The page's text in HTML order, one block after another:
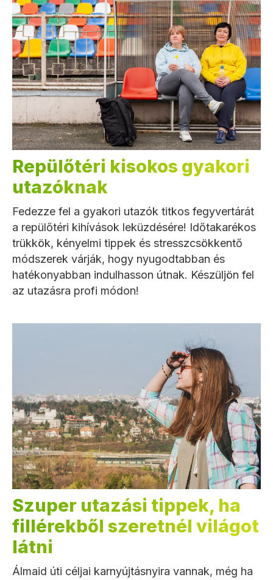
Repülőtéri kisokos gyakori
utazóknak
Fedezze fel a gyakori utazók titkos fegyvertárát
a repülőtéri kihívások leküzdésére! Időtakarékos
trükkök, kényelmi tippek és stresszcsökkentő
módszerek várják, hogy nyugodtabban és
hatékonyabban indulhasson útnak. Készüljön fel
az utazásra profi módon!
Szuper utazási tippek, ha
fillérekből szeretnél világot
látni
Álmaid úti céljai karnyújtásnyira vannak, még ha